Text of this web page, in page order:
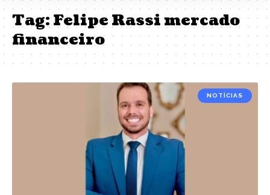
Tag:Felipe Rassi mercado
financeiro
NOTÍCIAS